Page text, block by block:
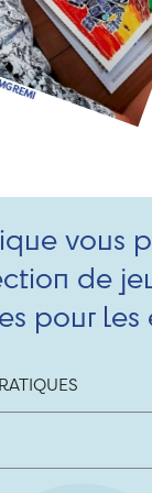
vous
de
pour les